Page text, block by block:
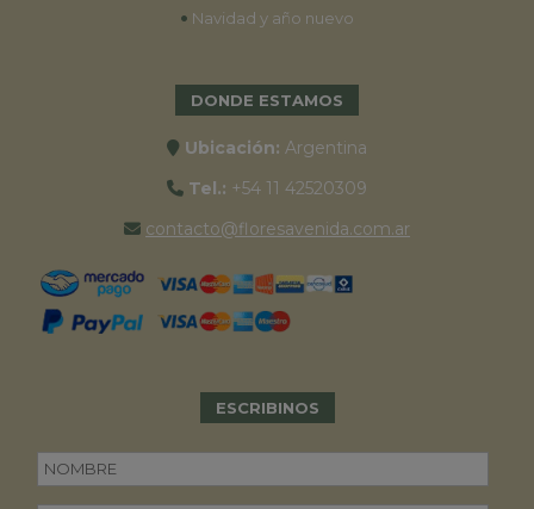
• Navidad y año nuevo
DONDE ESTAMOS
Ubicación: Argentina
Tel.: +54 11 42520309
contacto@floresavenida.com.ar
ESCRIBINOS